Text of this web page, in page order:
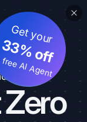
Get your
33% off
AI Agent